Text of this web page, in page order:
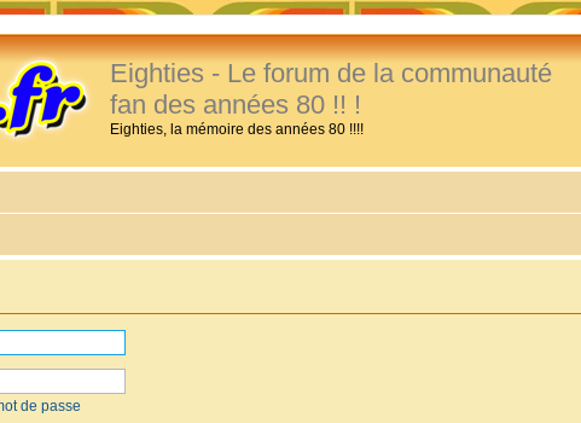
Eighties - Le forum de la communauté
fan des années 80 !! !
Eighties, la mémoire des années 80 !!!!
de passe